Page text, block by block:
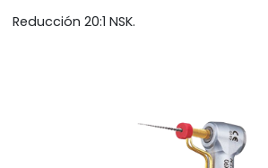
Reducción 20:1 NSK.